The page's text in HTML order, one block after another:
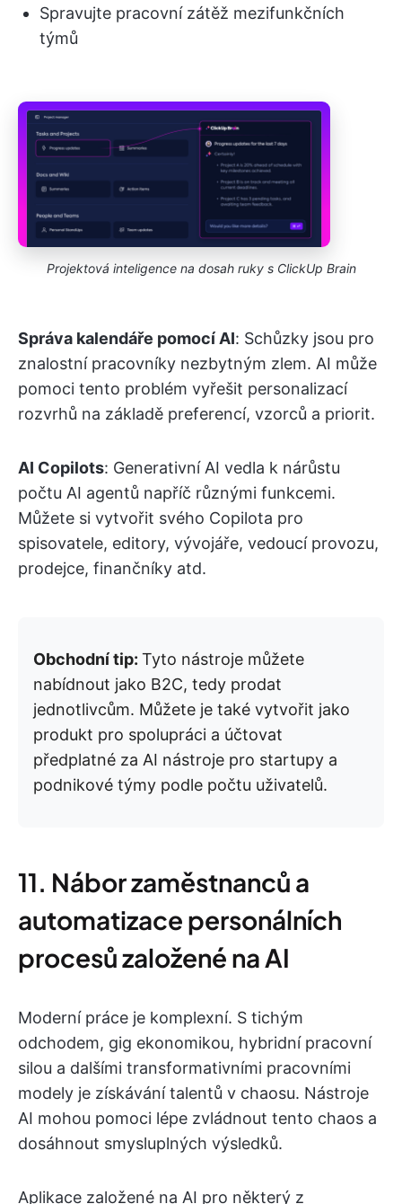
Spravujte pracovní zátěž mezifunkčních
týmů
Projektová inteligence na dosah ruky s ClickUp Brain
Správa kalendáře pomocí AI: Schůzky jsou pro
znalostní pracovníky nezbytným zlem. AI může
pomoci tento problém vyřešit personalizací
rozvrhů na základě preferencí, vzorců a priorit.
AI Copilots: Generativní AI vedla k nárůstu
počtu AI agentů napříč různými funkcemi.
Můžete si vytvořit svého Copilota pro
spisovatele, editory, vývojáře, vedoucí provozu,
prodejce, finančníky atd.
Obchodní tip: Tyto nástroje můžete
nabídnout jako B2C, tedy prodat
jednotlivcům. Můžete je také vytvořit jako
produkt pro spolupráci a účtovat
předplatné za AI nástroje pro startupy a
podnikové týmy podle počtu uživatelů.
11. Nábor zaměstnanců a
automatizace personálních
procesů založené na AI
Moderní práce je komplexní. S tichým
odchodem, gig ekonomikou, hybridní pracovní
silou a dalšími transformativními pracovními
modely je získávání talentů v chaosu. Nástroje
AI mohou pomoci lépe zvládnout tento chaos a
dosáhnout smysluplných výsledků.
Aplikace založené na AI pro některý z